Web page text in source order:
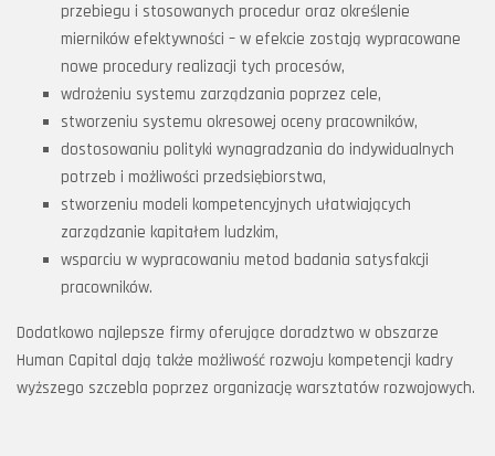
przebiegu i stosowanych procedur oraz określenie
mierników efektywności – w efekcie zostają wypracowane
nowe procedury realizacji tych procesów,
wdrożeniu systemu zarządzania poprzez cele,
stworzeniu systemu okresowej oceny pracowników,
dostosowaniu polityki wynagradzania do indywidualnych
potrzeb i możliwości przedsiębiorstwa,
stworzeniu modeli kompetencyjnych ułatwiających
zarządzanie kapitałem ludzkim,
wsparciu w wypracowaniu metod badania satysfakcji
pracowników.
Dodatkowo najlepsze firmy oferujące doradztwo w obszarze
Human Capital dają także możliwość rozwoju kompetencji kadry
wyższego szczebla poprzez organizację warsztatów rozwojowych.